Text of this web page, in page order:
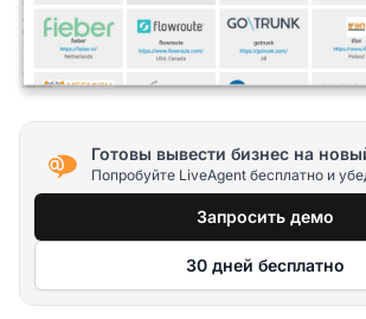
Готовы вывести бизнес на
Попробуйте LiveAgent бесплатно и
Запросить демо
30 дней бесплатно